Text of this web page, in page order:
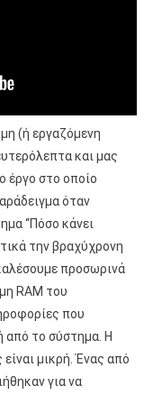
(ή εργαζόμενη
και μας
έργο στο οποίο
όταν
“Πόσο κάνει
την βραχύχρονη
προσωρινά
RAM του
που
από το σύστημα. Η
μικρή. Ένας από
για να